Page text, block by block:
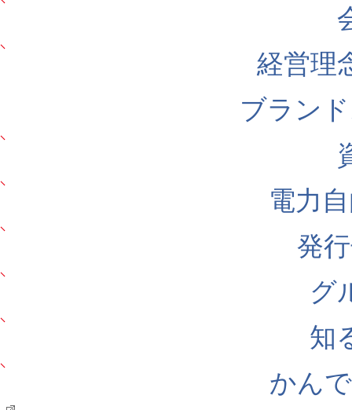
経営理
ブラン
電力
発
グ
知
かん